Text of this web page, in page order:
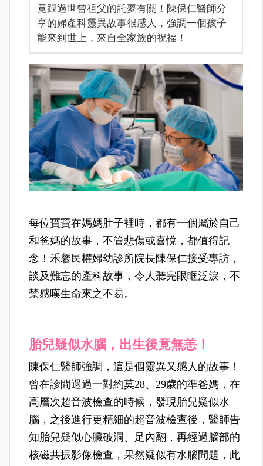
竟跟過世曾祖父的託夢有關！陳保仁醫師分
享的婦產科靈異故事很感人，強調一個孩子
能來到世上，來自全家族的祝福！
每位寶寶在媽媽肚子裡時，都有一個屬於自己
和爸媽的故事，不管悲傷或喜悅，都值得記
念！禾馨民權婦幼診所院長陳保仁接受專訪，
談及難忘的產科故事，令人聽完眼眶泛淚，不
禁感嘆生命來之不易。
胎兒疑似水腦，出生後竟無恙！
陳保仁醫師強調，這是個靈異又感人的故事！
曾在診間遇過一對約莫28、29歲的準爸媽，在
高層次超音波檢查的時候，發現胎兒疑似水
腦，之後進行更精細的超音波檢查後，醫師告
知胎兒疑似心臟破洞、足內翻，再經過腦部的
核磁共振影像檢查，果然疑似有水腦問題，此